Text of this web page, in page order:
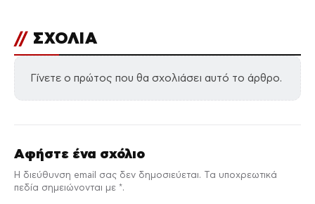
// ΣΧΟΛΙΑ
Γίνετε ο πρώτος που θα σχολιάσει αυτό το άρθρο.
Αφήστε ένα σχόλιο
Η διεύθυνση email σας δεν δημοσιεύεται. Τα υποχρεωτικά
πεδία σημειώνονται με *.